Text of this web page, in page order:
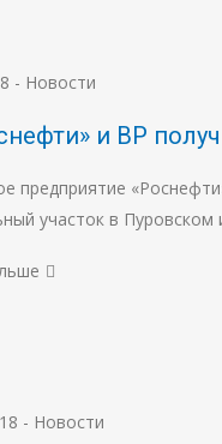
- Новости
и BP
предприятие
участок в
- Новости